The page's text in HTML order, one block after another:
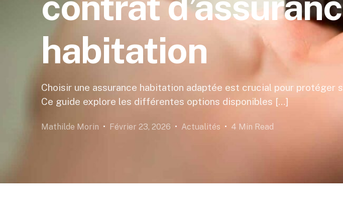
habitation
Choisir une assurance habitation adaptée est crucial pour protéger
Ce guide explore les différentes options disponibles […]
Mathilde Morin Février 23, 2026 Actualités 4 Min Read